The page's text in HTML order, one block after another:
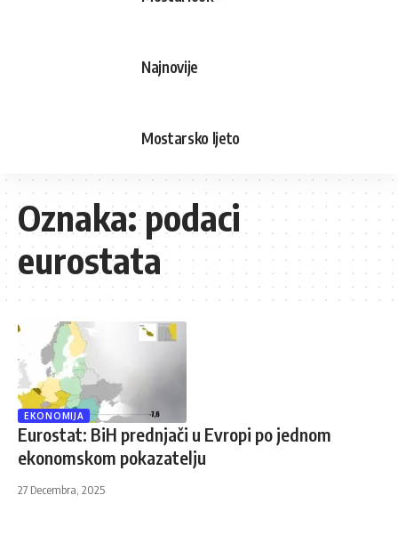
Najnovije
Mostarsko ljeto
Oznaka:podaci
eurostata
EKONOMIJA
Eurostat: BiH prednjači u Evropi po jednom
ekonomskom pokazatelju
27 Decembra, 2025